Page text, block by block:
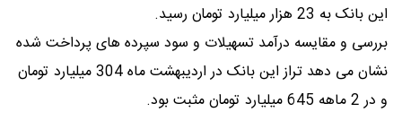
این بانک به 23 هزار میلیارد تومان رسید.
بررسی و مقایسه درآمد تسهیلات و سود سپرده های پرداخت شده
نشان می دهد تراز این بانک در اردیبهشت ماه 304 میلیارد تومان
و در 2 ماهه 645 میلیارد تومان مثبت بود.